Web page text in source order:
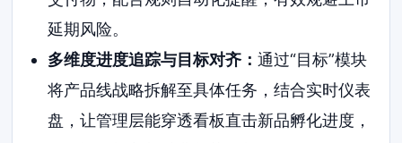
延期风险。
多维度进度追踪与目标对齐： 通过“目标”模块
将产品线战略拆解至具体任务，结合实时仪表
盘，让管理层能穿透看板直击新品孵化进度，